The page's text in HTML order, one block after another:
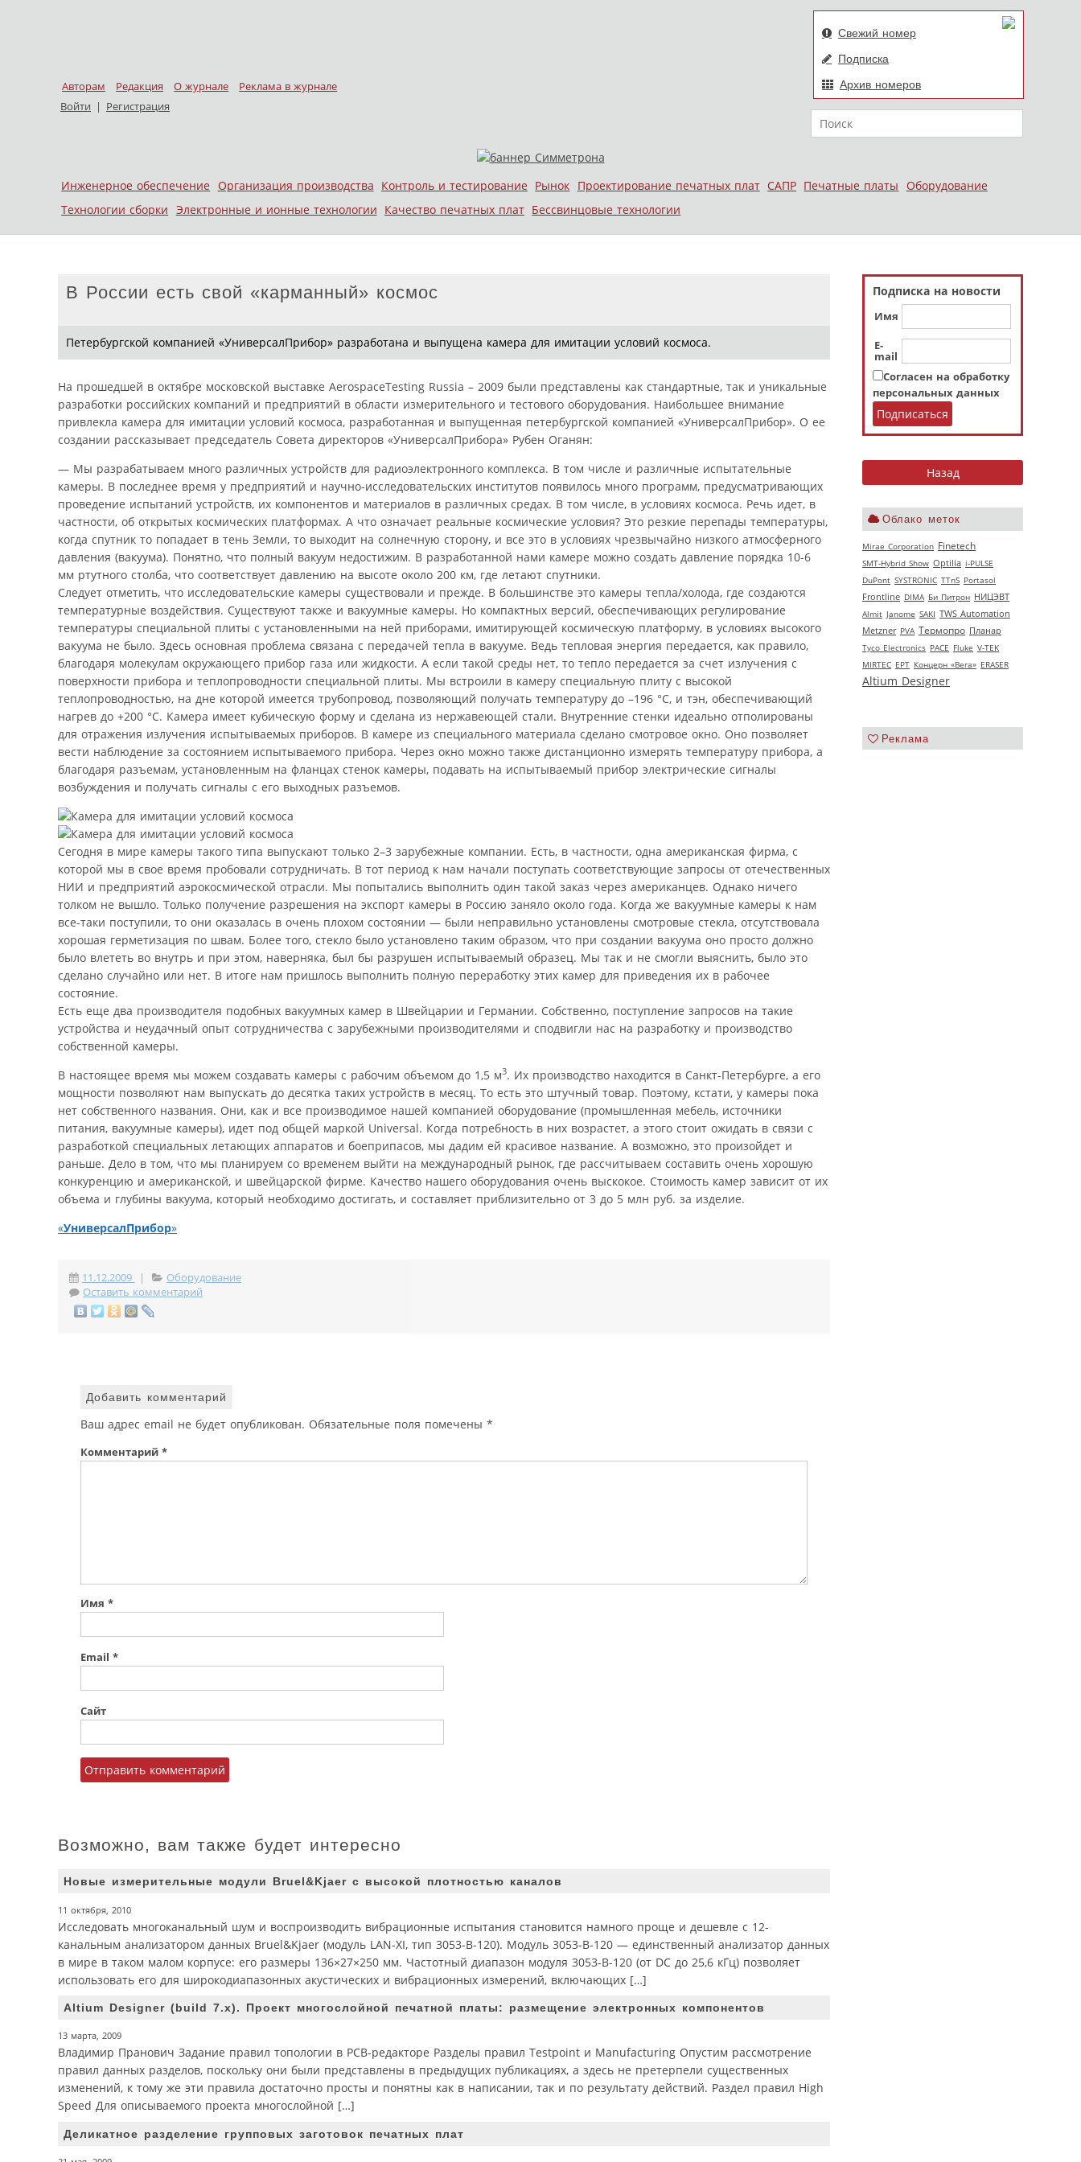
Авторам Редакция О журнале
Реклама в журнале
Войти | Регистрация
Свежий номер
Подписка
Архив номеров
Поиск
Меню
Skip to content
Инженерное обеспечение Организация производства Контроль и тестирование Рынок Проектирование печатных плат САПР Печатные платы
Оборудование
Технологии сборки Электронные и ионные технологии Качество печатных плат Бессвинцовые технологии
Подписка на новости
Имя
E-
mail
Согласен на обработку
персональных данных
Облако меток
Mirae Corporation Finetech
SMT-Hybrid Show Optilia i-PULSE
DuPont SYSTRONIC TTnS Portasol
Frontline DIMA Би Питрон НИЦЭВТ
Almit Janome SAKI TWS Automation
Metzner PVA Термопро Планар
Tyco Electronics РАСЕ Fluke V‑TEK
MIRTEC EPT Концерн «Вега» ERASER
Altium Designer
Реклама
В России есть свой «карманный» космос
Петербургской компанией «УниверсалПрибор» разработана и выпущена камера для имитации условий космоса.
На прошедшей в октябре московской выставке AerospaceTesting Russia – 2009 были представлены как стандартные, так и уникальные
разработки российских компаний и предприятий в области измерительного и тестового оборудования. Наибольшее внимание
привлекла камера для имитации условий космоса, разработанная и выпущенная петербургской компанией «УниверсалПрибор». О ее
создании рассказывает председатель Совета директоров «УниверсалПрибора» Рубен Оганян:
— Мы разрабатываем много различных устройств для радиоэлектронного комплекса. В том числе и различные испытательные
камеры. В последнее время у предприятий и научно-исследовательских институтов появилось много программ, предусматривающих
проведение испытаний устройств, их компонентов и материалов в различных средах. В том числе, в условиях космоса. Речь идет, в
частности, об открытых космических платформах. А что означает реальные космические условия? Это резкие перепады температуры,
когда спутник то попадает в тень Земли, то выходит на солнечную сторону, и все это в условиях чрезвычайно низкого атмосферного
давления (вакуума). Понятно, что полный вакуум недостижим. В разработанной нами камере можно создать давление порядка 10-6
мм ртутного столба, что соответствует давлению на высоте около 200 км, где летают спутники.
Следует отметить, что исследовательские камеры существовали и прежде. В большинстве это камеры тепла/холода, где создаются
температурные воздействия. Существуют также и вакуумные камеры. Но компактных версий, обеспечивающих регулирование
температуры специальной плиты с установленными на ней приборами, имитирующей космическую платформу, в условиях высокого
вакуума не было. Здесь основная проблема связана с передачей тепла в вакууме. Ведь тепловая энергия передается, как правило,
благодаря молекулам окружающего прибор газа или жидкости. А если такой среды нет, то тепло передается за счет излучения с
поверхности прибора и теплопроводности специальной плиты. Мы встроили в камеру специальную плиту с высокой
теплопроводностью, на дне которой имеется трубопровод, позволяющий получать температуру до –196 °С, и тэн, обеспечивающий
нагрев до +200 °С. Камера имеет кубическую форму и сделана из нержавеющей стали. Внутренние стенки идеально отполированы
для отражения излучения испытываемых приборов. В камере из специального материала сделано смотровое окно. Оно позволяет
вести наблюдение за состоянием испытываемого прибора. Через окно можно также дистанционно измерять температуру прибора, а
благодаря разъемам, установленным на фланцах стенок камеры, подавать на испытываемый прибор электрические сигналы
возбуждения и получать сигналы с его выходных разъемов.
Сегодня в мире камеры такого типа выпускают только 2–3 зарубежные компании. Есть, в частности, одна американская фирма, с
которой мы в свое время пробовали сотрудничать. В тот период к нам начали поступать соответствующие запросы от отечественных
НИИ и предприятий аэрокосмической отрасли. Мы попытались выполнить один такой заказ через американцев. Однако ничего
толком не вышло. Только получение разрешения на экспорт камеры в Россию заняло около года. Когда же вакуумные камеры к нам
все-таки поступили, то они оказалась в очень плохом состоянии — были неправильно установлены смотровые стекла, отсутствовала
хорошая герметизация по швам. Более того, стекло было установлено таким образом, что при создании вакуума оно просто должно
было влететь во внутрь и при этом, наверняка, был бы разрушен испытываемый образец. Мы так и не смогли выяснить, было это
сделано случайно или нет. В итоге нам пришлось выполнить полную переработку этих камер для приведения их в рабочее
состояние.
Есть еще два производителя подобных вакуумных камер в Швейцарии и Германии. Собственно, поступление запросов на такие
устройства и неудачный опыт сотрудничества с зарубежными производителями и сподвигли нас на разработку и производство
собственной камеры.
В настоящее время мы можем создавать камеры с рабочим объемом до 1,5 м3. Их производство находится в Санкт-Петербурге, а его
мощности позволяют нам выпускать до десятка таких устройств в месяц. То есть это штучный товар. Поэтому, кстати, у камеры пока
нет собственного названия. Они, как и все производимое нашей компанией оборудование (промышленная мебель, источники
питания, вакуумные камеры), идет под общей маркой Universal. Когда потребность в них возрастет, а этого стоит ожидать в связи с
разработкой специальных летающих аппаратов и боеприпасов, мы дадим ей красивое название. А возможно, это произойдет и
раньше. Дело в том, что мы планируем со временем выйти на международный рынок, где рассчитываем составить очень хорошую
конкуренцию и американской, и швейцарской фирме. Качество нашего оборудования очень выскокое. Стоимость камер зависит от их
объема и глубины вакуума, который необходимо достигать, и составляет приблизительно от 3 до 5 млн руб. за изделие.
«УниверсалПрибор»
11.12.2009 |
Оборудование
Оставить комментарий
Добавить комментарий
Ваш адрес email не будет опубликован. Обязательные поля помечены *
Комментарий *
Имя *
Email *
Сайт
Возможно, вам также будет интересно
Новые измерительные модули Bruel&Kjaer с высокой плотностью каналов
11 октября, 2010
Исследовать многоканальный шум и воспроизводить вибрационные испытания становится намного проще и дешевле с 12-
канальным анализатором данных Bruel&Kjaer (модуль LAN-XI, тип 3053-B-120). Модуль 3053-B-120 — единственный анализатор данных
в мире в таком малом корпусе: его размеры 136×27×250 мм. Частотный диапазон модуля 3053-B-120 (от DC до 25,6 кГц) позволяет
использовать его для широкодиапазонных акустических и вибрационных измерений, включающих […]
Altium Designer (build 7.х). Проект многослойной печатной платы: размещение электронных компонентов
13 марта, 2009
Владимир Пранович Задание правил топологии в PCB-редакторе Разделы правил Testpoint и Manufacturing Опустим рассмотрение
правил данных разделов, поскольку они были представлены в предыдущих публикациях, а здесь не претерпели существенных
изменений, к тому же эти правила достаточно просты и понятны как в написании, так и по результату действий. Раздел правил High
Speed Для описываемого проекта многослойной […]
Деликатное разделение групповых заготовок печатных плат